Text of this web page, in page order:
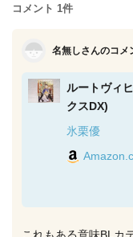
コメント 1件
名無しさんのコメ
ルートヴィ
クスDX)
氷栗優